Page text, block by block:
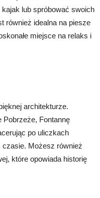
lub spróbować swoich
również idealna na piesze
miejsce na relaks i
architekturze.
Pobrzeże, Fontannę
po uliczkach
Możesz również
które opowiada historię